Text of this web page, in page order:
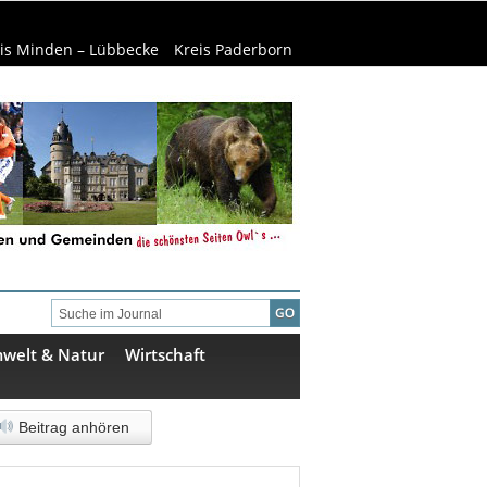
Minden – Lübbecke Kreis Paderborn
& Natur Wirtschaft
Beitrag anhören